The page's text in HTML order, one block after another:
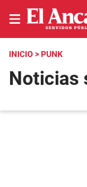
INICIO > PUNK
Noticias